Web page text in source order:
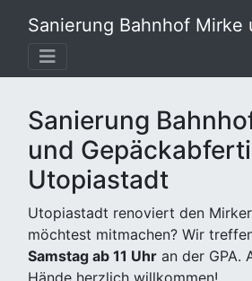
Sanierung Bahnhof
Sanierung
und
Utopiastadt
Utopiastadt renoviert den
möchtest mitmachen? Wir
Samstag ab 11 Uhr an der GPA.
Hände herzlich willkommen!